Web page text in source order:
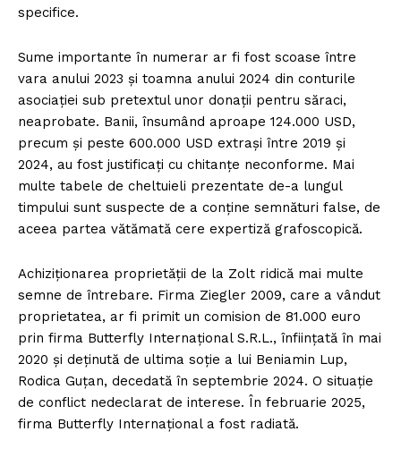
specifice.
Sume importante în numerar ar fi fost scoase între
vara anului 2023 și toamna anului 2024 din conturile
asociației sub pretextul unor donații pentru săraci,
neaprobate. Banii, însumând aproape 124.000 USD,
precum și peste 600.000 USD extrași între 2019 și
2024, au fost justificați cu chitanțe neconforme. Mai
multe tabele de cheltuieli prezentate de-a lungul
timpului sunt suspecte de a conține semnături false, de
aceea partea vătămată cere expertiză grafoscopică.
Achiziționarea proprietății de la Zolt ridică mai multe
semne de întrebare. Firma Ziegler 2009, care a vândut
proprietatea, ar fi primit un comision de 81.000 euro
prin firma Butterfly Internațional S.R.L., înființată în mai
2020 și deținută de ultima soție a lui Beniamin Lup,
Rodica Guțan, decedată în septembrie 2024. O situație
de conflict nedeclarat de interese. În februarie 2025,
firma Butterfly Internațional a fost radiată.